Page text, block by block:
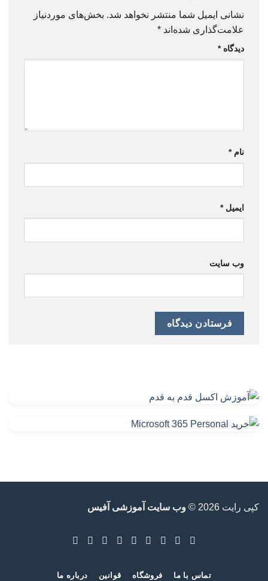
نشانی ایمیل شما منتشر نخواهد شد. بخش‌های موردنیاز
علامت‌گذاری شده‌اند *
دیدگاه*
نام*
ایمیل*
وب‌ سایت
کپی رایت 2026 © وب سایت آموزشی آفیس
تماس با ما فروشگاه قوانین درباره ما